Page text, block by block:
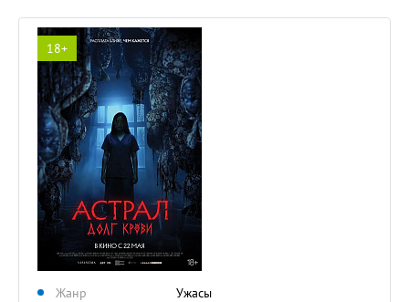
18+
Жанр Ужасы